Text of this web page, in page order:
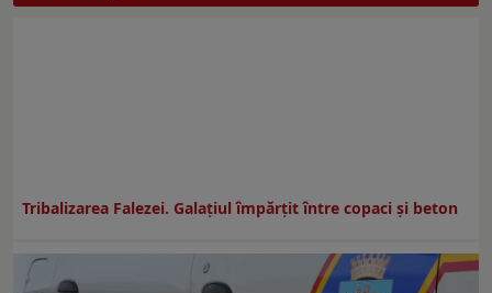
Tribalizarea Falezei. Galațiul împărțit între copaci și beton